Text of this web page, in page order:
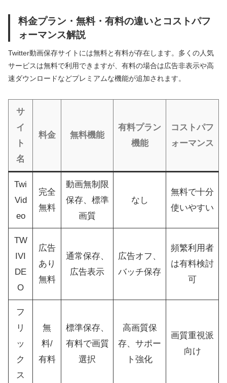
料金プラン・無料・有料の違いとコストパフ
ォーマンス解説
Twitter動画保存サイトには無料と有料が存在します。多くの人気
サービスは無料で利用できますが、有料の場合は広告非表示や高
速ダウンロードなどプレミアムな機能が追加されます。
サ
イ
ト
名
料金 無料機能
有料プラン
機能
コストパフ
ォーマンス
Twi
Vid
eo
完全
無料
動画無制限
保存、標準
画質
なし
無料で十分
使いやすい
TW
IVI
DE
O
広告
あり
無料
通常保存、
広告表示
広告オフ、
バッチ保存
頻繁利用者
は有料検討
可
フ
リ
ッ
ク
ス
無
料/
有料
標準保存、
有料で画質
選択
高画質保
存、サポー
ト強化
画質重視派
向け